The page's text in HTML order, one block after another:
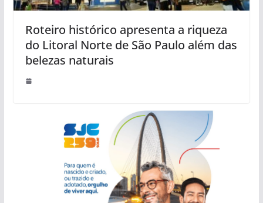
Roteiro histórico apresenta a riqueza
do Litoral Norte de São Paulo além das
belezas naturais